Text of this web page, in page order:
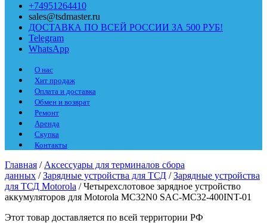
+74951264410
sales@tsdmaster.ru
ДОСТАВКА ПО ВСЕЙ РОССИИ ЗА 500 РУБ!
Telegram
WhatsApp
О нас
Хит продаж
Оплата и доставка
Обмен и возврат
Ремонт
Аренда
Скупка
Контакты
Главная / Аксессуары для терминалов сбора
данных /Зарядные устройства для ТСД /Зарядные устройства
для ТСД Motorola / Четырехслотовое зарядное устройство
аккумуляторов для Motorola MC32N0 SAC-MC32-400INT-01
Этот товар доставляется по всей территории РФ